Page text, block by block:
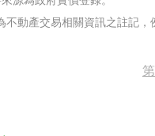
不動產交易相關資訊之註記，